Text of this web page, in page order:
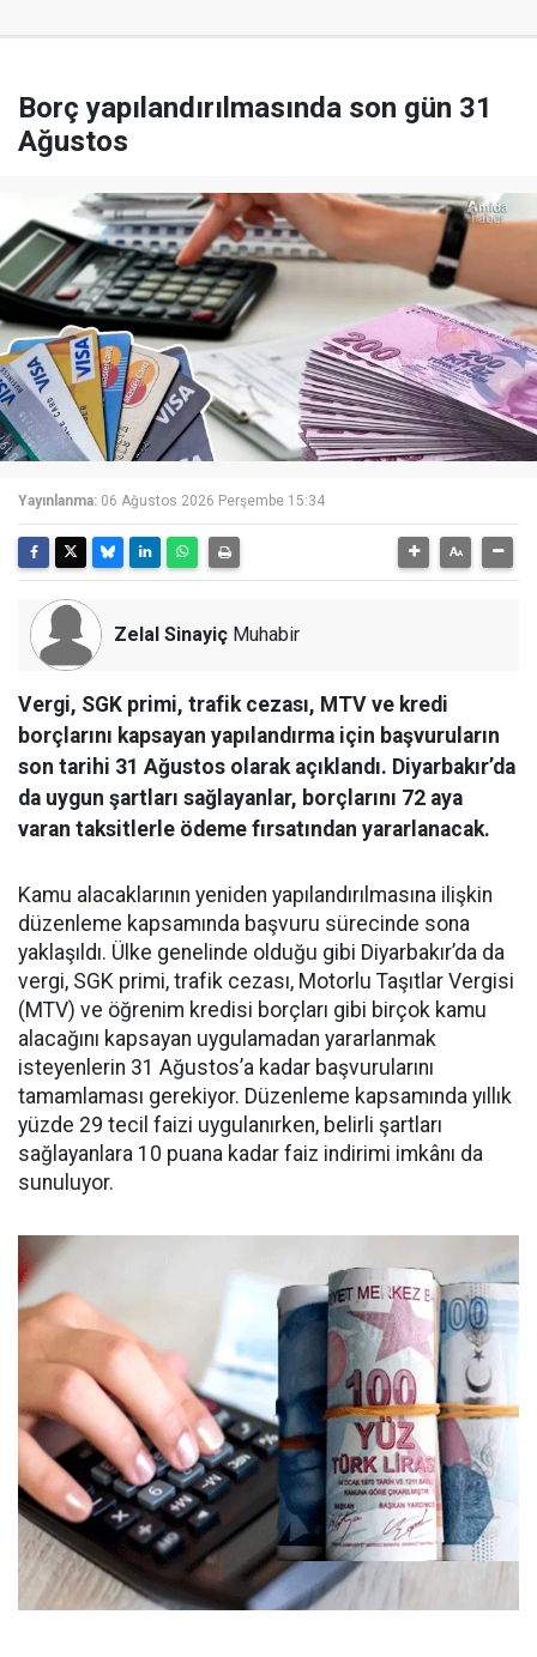
Borç yapılandırılmasında son gün 31
Ağustos
Yayınlanma: 06 Ağustos 2026 Perşembe 15:34
Zelal Sinayiç Muhabir
Vergi, SGK primi, trafik cezası, MTV ve kredi
borçlarını kapsayan yapılandırma için başvuruların
son tarihi 31 Ağustos olarak açıklandı. Diyarbakır’da
da uygun şartları sağlayanlar, borçlarını 72 aya
varan taksitlerle ödeme fırsatından yararlanacak.
Kamu alacaklarının yeniden yapılandırılmasına ilişkin
düzenleme kapsamında başvuru sürecinde sona
yaklaşıldı. Ülke genelinde olduğu gibi Diyarbakır’da da
vergi, SGK primi, trafik cezası, Motorlu Taşıtlar Vergisi
(MTV) ve öğrenim kredisi borçları gibi birçok kamu
alacağını kapsayan uygulamadan yararlanmak
isteyenlerin 31 Ağustos’a kadar başvurularını
tamamlaması gerekiyor. Düzenleme kapsamında yıllık
yüzde 29 tecil faizi uygulanırken, belirli şartları
sağlayanlara 10 puana kadar faiz indirimi imkânı da
sunuluyor.